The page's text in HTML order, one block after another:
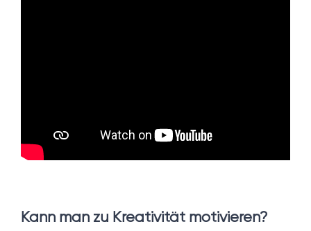
Kann man zu Kreativität motivieren?